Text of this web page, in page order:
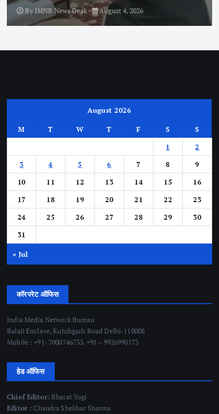
ByIMNB News Desk August 4, 2026
August 2026
M T W T F S
S
1
2
3
4 5 6 7 8
9
10
11 12 13 14 15
16
17
18 19 20 21 22
23
24
25 26 27 28 29
30
31
« Jul
कॉरपरेट ऑफिस
India Media Network Bureau
Balaji Enclave, Kutubgarh Road Delhi-110008
Mobile : +91- 7000746733, +91 – 9926990173
हेड ऑफिस
Chief Editor: Bharat Yogi
Editor : Chandra Shekhar Sharma